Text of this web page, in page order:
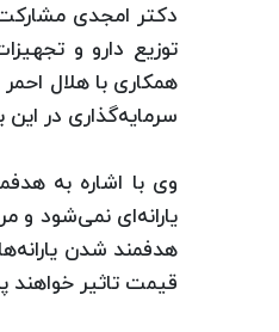
دكتر امجدی
توزیع دارو و
همكاری با هلال
سرمایه‌گذاری در
وی با اشاره به
یارانه‌ای نمی‌شود و
هدفمند شدن
قیمت تاثیر خواهند